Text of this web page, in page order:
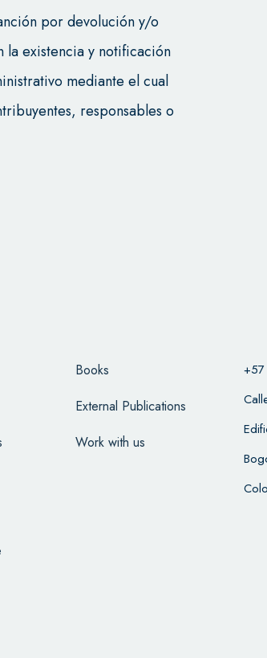
por devolución y/o
la existencia y notificación
mediante el cual
responsables o
Books
External Publications
Work with us